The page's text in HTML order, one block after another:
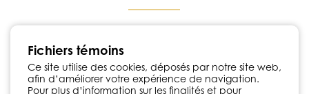
450 447-3576 •
Suivez-nous sur Facebook
Politique de confidentialité
Fichiers témoins
Ce site utilise des cookies, déposés par notre site web,
afin d’améliorer votre expérience de navigation.
Pour plus d’information sur les finalités et pour